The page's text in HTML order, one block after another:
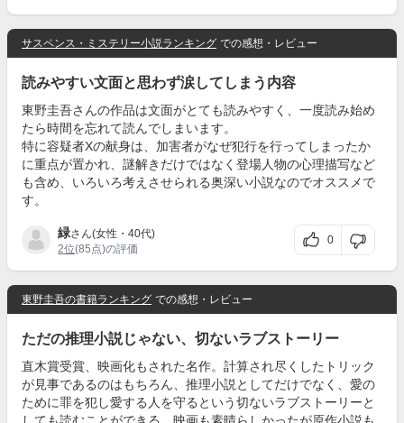
サスペンス・ミステリー小説ランキング での感想・レビュー
読みやすい文面と思わず涙してしまう内容
東野圭吾さんの作品は文面がとても読みやすく、一度読み始め
たら時間を忘れて読んでしまいます。
特に容疑者Xの献身は、加害者がなぜ犯行を行ってしまったか
に重点が置かれ、謎解きだけではなく登場人物の心理描写など
も含め、いろいろ考えさせられる奥深い小説なのでオススメで
す。
緑さん(女性・40代)
2位(85点)の評価
0
東野圭吾の書籍ランキング での感想・レビュー
ただの推理小説じゃない、切ないラブストーリー
直木賞受賞、映画化もされた名作。計算され尽くしたトリック
が見事であるのはもちろん、推理小説としてだけでなく、愛の
ために罪を犯し愛する人を守るという切ないラブストーリーと